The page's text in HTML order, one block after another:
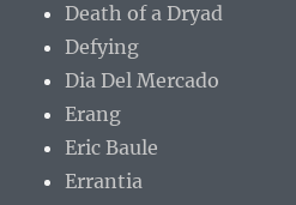
Death of a Dryad
Defying
Dia Del Mercado
Erang
Eric Baule
Errantia